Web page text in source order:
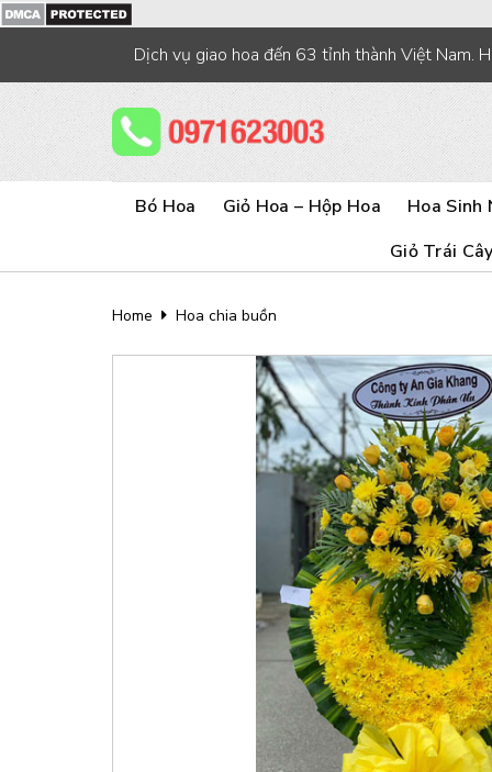
content
Dịch vụ giao hoa đến 63 tỉnh thành Việt Nam.
Bó Hoa Giỏ Hoa – Hộp Hoa Hoa Sinh
Giỏ Trái Cây
Home Hoa chia buồn